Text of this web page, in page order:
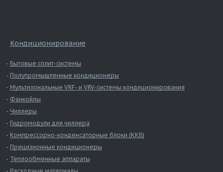
Кондиционирование
Бытовые сплит-системы
Полупромышленные кондиционеры
Мультизональные VRF- и VRV-системы кондиционирования
Фанкойлы
Чиллеры
Гидромодули для чиллера
Компрессорно-конденсаторные блоки (ККБ)
Прецизионные кондиционеры
Теплообменные аппараты